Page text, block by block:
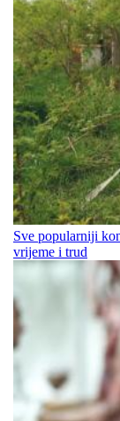
Sve popularniji
vrijeme i trud